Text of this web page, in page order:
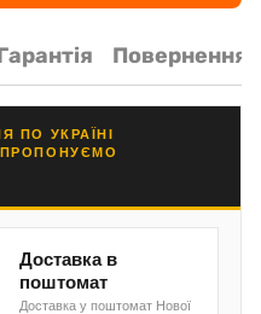
Повернення
ПО УКРАЇНІ
Доставка в
поштомат
Доставка у поштомат Нової